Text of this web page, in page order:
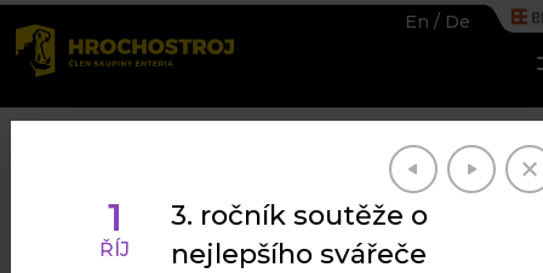
En / De
1
ŘÍJ
3. ročník soutěže o
nejlepšího svářeče